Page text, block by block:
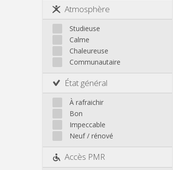
Ottignies
Rixensart
Walhain
Wavre
Autre
Atmosphère
Studieuse
Calme
Chaleureuse
Communautaire
État général
À rafraichir
Bon
Impeccable
Neuf / rénové
Accès PMR